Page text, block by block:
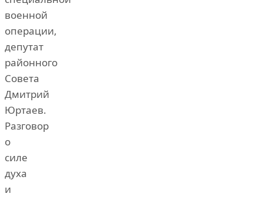
военной
операции,
депутат
районного
Совета
Дмитрий
Юртаев.
Разговор
о
силе
духа
и